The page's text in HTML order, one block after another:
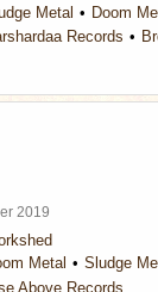
Metal Doom
Records
2019
Metal
Sludge
Above Records